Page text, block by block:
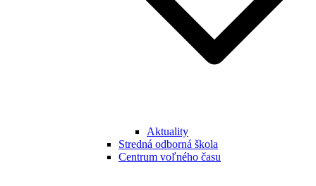
Aktuality
Stredná odborná škola
Centrum voľného času